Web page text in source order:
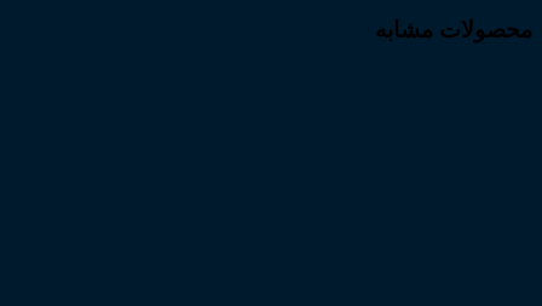
محصولات مشابه